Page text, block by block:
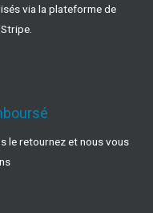
via la plateforme de
le retournez et nous vous